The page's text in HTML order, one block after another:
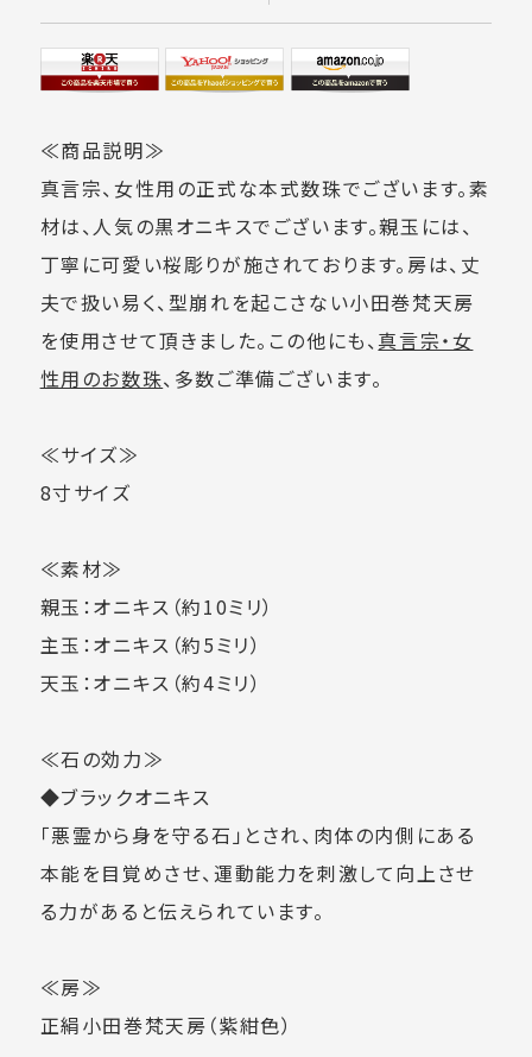
≪商品説明≫
真言宗、女性用の正式な本式数珠でございます。素
材は、人気の黒オニキスでございます。親玉には、
丁寧に可愛い桜彫りが施されております。房は、丈
夫で扱い易く、型崩れを起こさない小田巻梵天房
を使用させて頂きました。この他にも、 真言宗・女
性用のお数珠、多数ご準備ございます。
≪サイズ≫
8寸サイズ
≪素材≫
親玉：オニキス（約10ミリ）
主玉：オニキス（約5ミリ）
天玉：オニキス（約4ミリ）
≪石の効力≫
◆ブラックオニキス
「悪霊から身を守る石」とされ、肉体の内側にある
本能を目覚めさせ、運動能力を刺激して向上させ
る力があると伝えられています。
≪房≫
正絹小田巻梵天房（紫紺色）